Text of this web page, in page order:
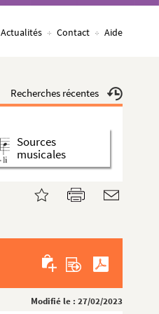
Actualités Contact Aide
Recherches récentes
Sources
musicales
Modifié le : 27/02/2023